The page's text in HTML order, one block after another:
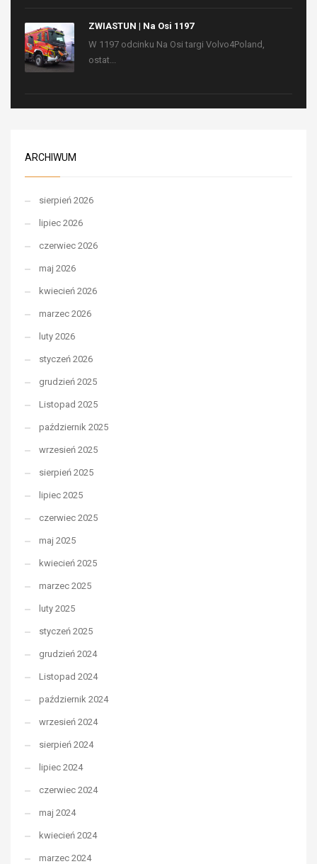
ZWIASTUN | Na Osi 1197
W 1197 odcinku Na Osi targi Volvo4Poland,
ostat...
ARCHIWUM
sierpień 2026
lipiec 2026
czerwiec 2026
maj 2026
kwiecień 2026
marzec 2026
luty 2026
styczeń 2026
grudzień 2025
Listopad 2025
październik 2025
wrzesień 2025
sierpień 2025
lipiec 2025
czerwiec 2025
maj 2025
kwiecień 2025
marzec 2025
luty 2025
styczeń 2025
grudzień 2024
Listopad 2024
październik 2024
wrzesień 2024
sierpień 2024
lipiec 2024
czerwiec 2024
maj 2024
kwiecień 2024
marzec 2024